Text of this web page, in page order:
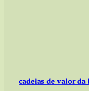
cadeias de valor